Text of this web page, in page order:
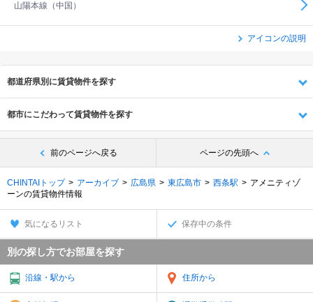
山陽本線（中国）
アイコンの説明
都道府県別に賃貸物件を探す
都市にこだわって賃貸物件を探す
前のページへ戻る ページの先頭へ
CHINTAIトップ アーカイブ 広島県 東広島市 西条駅
アメニティゾ
ーンの賃貸物件情報
気になるリスト 保存中の条件
別の探し方でお部屋を探す
沿線・駅から 住所から